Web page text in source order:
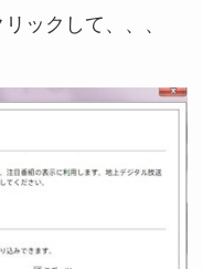
ックして、、、